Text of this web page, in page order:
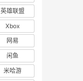
英雄联盟
Xbox
网易
闲鱼
米哈游